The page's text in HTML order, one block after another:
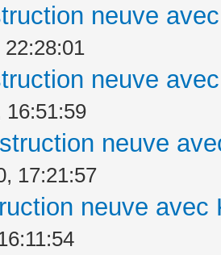
neuve
22:28:01
neuve
16:51:59
neuve
17:21:57
neuve avec